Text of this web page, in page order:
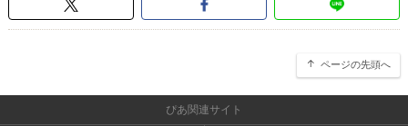
ページの先頭へ
ぴあ関連サイト